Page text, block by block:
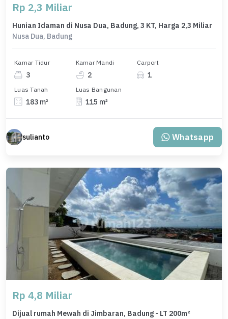
Rp 2,3 Miliar
Hunian Idaman di Nusa Dua, Badung, 3 KT, Harga 2,3 Miliar
Nusa Dua, Badung
Kamar Tidur
3
Kamar Mandi
2
Carport
1
Luas Tanah
183 m²
Luas Bangunan
115 m²
sulianto Whatsapp
Rp 4,8 Miliar
Dijual rumah Mewah di Jimbaran, Badung - LT 200m²